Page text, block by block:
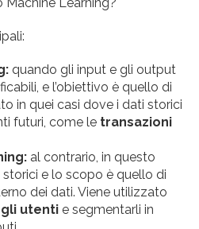
quando gli input e gli output
e l’obiettivo è quello di
in quei casi dove i dati storici
futuri, come le transazioni
al contrario, in questo
e lo scopo è quello di
dei dati. Viene utilizzato
utenti e segmentarli in